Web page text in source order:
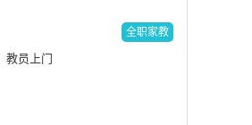
全职家教
教员上门